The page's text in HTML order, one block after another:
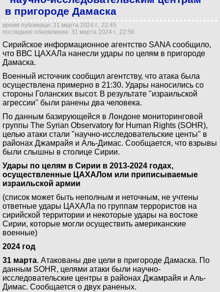
в пригороде Дамаска
время публикаци: 31 марта 2024 г., 22:45
последнее обновление: 31 марта 2024 г., 22:56
Сирийское информационное агентство SANA сообщило,
что ВВС ЦАХАЛа нанесли удары по целям в пригороде
Дамаска.
Военный источник сообщил агентству, что атака была
осуществлена примерно в 21:30. Удары наносились со
стороны Голанских высот. В результате "израильской
агрессии" были ранены два человека.
По данным базирующейся в Лондоне мониторинговой
группы The Syrian Observatory for Human Rights (SOHR),
целью атаки стали "научно-исследовательские центы" в
районах Джамрайя и Аль-Димас. Сообщается, что взрывы
были слышны в столице Сирии.
Удары по целям в Сирии в 2013-2024 годах,
осуществленные ЦАХАЛом или приписываемые
израильской армии
(список может быть неполным и неточным, не учтены
ответные удары ЦАХАЛа по группам террористов на
сирийской территории и некоторые удары на востоке
Сирии, которые могли осуществить американские
военные)
2024 год
31 марта. Атакованы две цели в пригороде Дамаска. По
данным SOHR, целями атаки были научно-
исследовательские центры в районах Джамрайя и Аль-
Димас. Сообщается о двух раненых.